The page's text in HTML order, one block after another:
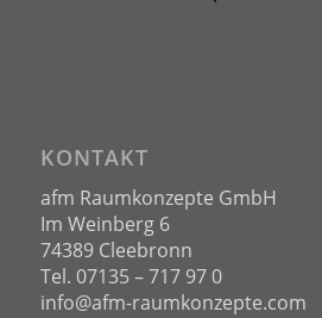
KONTAKT
afm Raumkonzepte GmbH
Im Weinberg 6
74389 Cleebronn
Tel. 07135 – 717 97 0
info@afm-raumkonzepte.com